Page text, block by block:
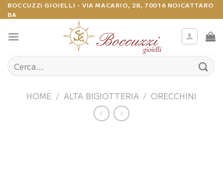
Salta
ai
contenuti
BOCCUZZI GIOIELLI - VIA MACARIO, 28, 70016 NOICATTARO
BA
Cerca:
HOME / ALTA BIGIOTTERIA / ORECCHINI